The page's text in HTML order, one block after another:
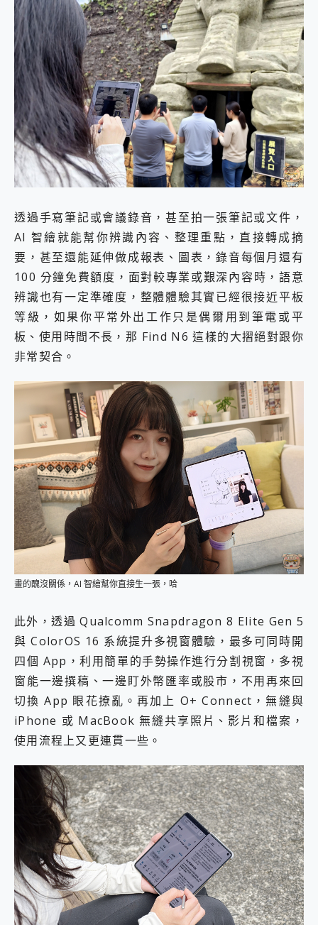
透過手寫筆記或會議錄音，甚至拍一張筆記或文件，
AI 智繪就能幫你辨識內容、整理重點，直接轉成摘
要，甚至還能延伸做成報表、圖表，錄音每個月還有
100 分鐘免費額度，面對較專業或艱深內容時，語意
辨識也有一定準確度，整體體驗其實已經很接近平板
等級，如果你平常外出工作只是偶爾用到筆電或平
板、使用時間不長，那 Find N6 這樣的大摺絕對跟你
非常契合。
畫的醜沒關係，AI 智繪幫你直接生一張，哈
此外，透過 Qualcomm Snapdragon 8 Elite Gen 5
與 ColorOS 16 系統提升多視窗體驗，最多可同時開
四個 App，利用簡單的手勢操作進行分割視窗，多視
窗能一邊撰稿、一邊盯外幣匯率或股市，不用再來回
切換 App 眼花撩亂。再加上 O+ Connect，無縫與
iPhone 或 MacBook 無縫共享照片、影片和檔案，
使用流程上又更連貫一些。